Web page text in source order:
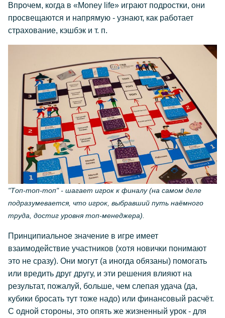
Впрочем, когда в «Money life» играют подростки, они
просвещаются и напрямую - узнают, как работает
страхование, кэшбэк и т. п.
"Топ-топ-топ" - шагает игрок к финалу (на самом деле
подразумевается, что игрок, выбравший путь наёмного
труда, достиг уровня топ-менеджера).
Принципиальное значение в игре имеет
взаимодействие участников (хотя новички понимают
это не сразу). Они могут (а иногда обязаны) помогать
или вредить друг другу, и эти решения влияют на
результат, пожалуй, больше, чем слепая удача (да,
кубики бросать тут тоже надо) или финансовый расчёт.
С одной стороны, это опять же жизненный урок - для